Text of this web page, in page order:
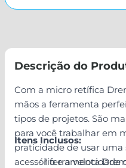
Descrição do
Com a micro retífica
mãos a ferramenta
tipos de projetos. São
para você trabalhar em
praticidade de usar
acessório e a velocidade
Itens Inclusos:
- 1 ferramenta